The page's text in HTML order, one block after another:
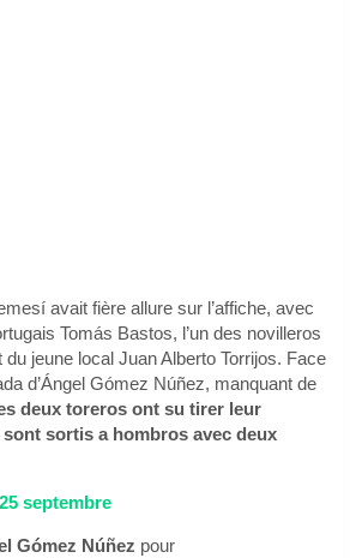
avait fière allure sur l’affiche, avec
Tomás Bastos, l’un des novilleros
du jeune local Juan Alberto Torrijos. Face
d’Ángel Gómez Núñez, manquant de
deux toreros ont su tirer leur
sortis a hombros avec deux
septembre
Gómez Núñez pour